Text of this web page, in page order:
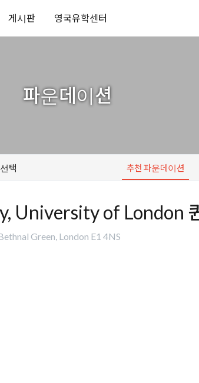
게시판 영국유학센터
파운데이션
택 추천 파운데이션
University of London
Green, London E1 4NS